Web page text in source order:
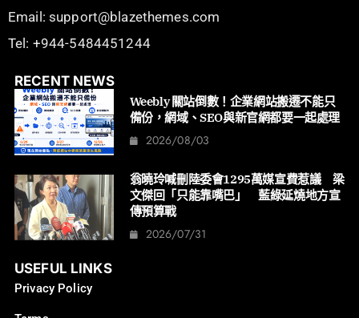
Email: support@blazethemes.com
Tel: +944-5484451244
RECENT NEWS
Weebly 關站倒數！企業網站搬遷不能只
備份，網域、SEO與新官網都要一起處理
2026/08/03
翁曉玲喊刪陸委會1295萬媒宣費惹議 梁
文傑回「只能靠嘴巴」 藍綠延燒地方宣
傳預算戰
2026/07/31
USEFUL LINKS
Privacy Policy